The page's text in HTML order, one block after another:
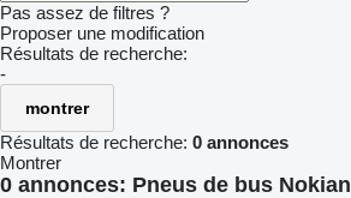
Pas assez de filtres ?
Proposer une modification
Résultats de recherche:
-
montrer
Résultats de recherche: 0 annonces
Montrer
0 annonces: Pneus de bus Nokian